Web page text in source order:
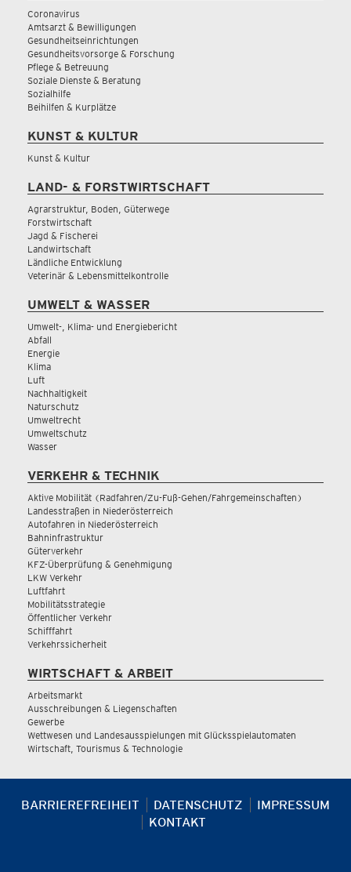
Coronavirus
Amtsarzt & Bewilligungen
Gesundheitseinrichtungen
Gesundheitsvorsorge & Forschung
Pflege & Betreuung
Soziale Dienste & Beratung
Sozialhilfe
Beihilfen & Kurplätze
KUNST & KULTUR
Kunst & Kultur
LAND- & FORSTWIRTSCHAFT
Agrarstruktur, Boden, Güterwege
Forstwirtschaft
Jagd & Fischerei
Landwirtschaft
Ländliche Entwicklung
Veterinär & Lebensmittelkontrolle
UMWELT & WASSER
Umwelt-, Klima- und Energiebericht
Abfall
Energie
Klima
Luft
Nachhaltigkeit
Naturschutz
Umweltrecht
Umweltschutz
Wasser
VERKEHR & TECHNIK
Aktive Mobilität (Radfahren/Zu-Fuß-Gehen/Fahrgemeinschaften)
Landesstraßen in Niederösterreich
Autofahren in Niederösterreich
Bahninfrastruktur
Güterverkehr
KFZ-Überprüfung & Genehmigung
LKW Verkehr
Luftfahrt
Mobilitätsstrategie
Öffentlicher Verkehr
Schifffahrt
Verkehrssicherheit
WIRTSCHAFT & ARBEIT
Arbeitsmarkt
Ausschreibungen & Liegenschaften
Gewerbe
Wettwesen und Landesausspielungen mit Glücksspielautomaten
Wirtschaft, Tourismus & Technologie
BARRIEREFREIHEIT DATENSCHUTZ
IMPRESSUM
KONTAKT